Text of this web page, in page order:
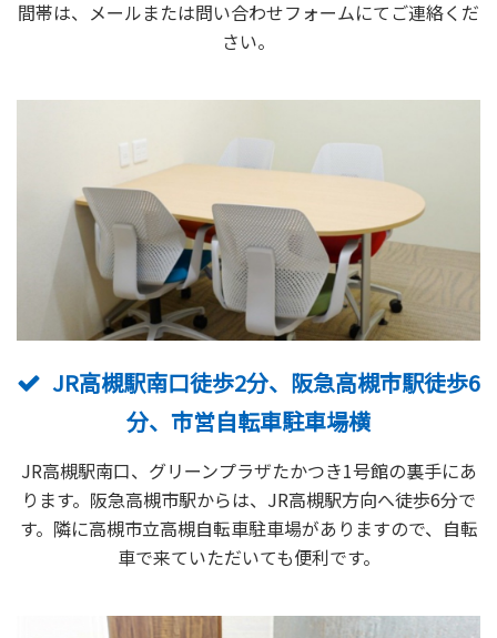
間帯は、メールまたは問い合わせフォームにてご連絡くだ
さい。
JR高槻駅南口徒歩2分、阪急高槻市駅徒歩6
分、市営自転車駐車場横
JR高槻駅南口、グリーンプラザたかつき1号館の裏手にあ
ります。阪急高槻市駅からは、JR高槻駅方向へ徒歩6分で
す。隣に高槻市立高槻自転車駐車場がありますので、自転
車で来ていただいても便利です。